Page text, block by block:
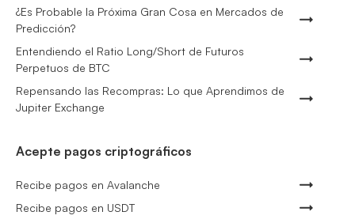
¿Es Probable la Próxima Gran Cosa en Mercados de
Predicción?
Entendiendo el Ratio Long/Short de Futuros
Perpetuos de BTC
Repensando las Recompras: Lo que Aprendimos de
Jupiter Exchange
Acepte pagos criptográficos
Recibe pagos en Avalanche
Recibe pagos en USDT